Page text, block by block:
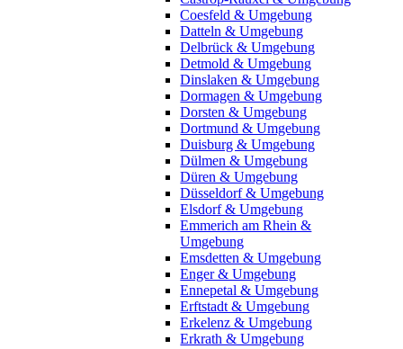
Coesfeld & Umgebung
Datteln & Umgebung
Delbrück & Umgebung
Detmold & Umgebung
Dinslaken & Umgebung
Dormagen & Umgebung
Dorsten & Umgebung
Dortmund & Umgebung
Duisburg & Umgebung
Dülmen & Umgebung
Düren & Umgebung
Düsseldorf & Umgebung
Elsdorf & Umgebung
Emmerich am Rhein &
Umgebung
Emsdetten & Umgebung
Enger & Umgebung
Ennepetal & Umgebung
Erftstadt & Umgebung
Erkelenz & Umgebung
Erkrath & Umgebung